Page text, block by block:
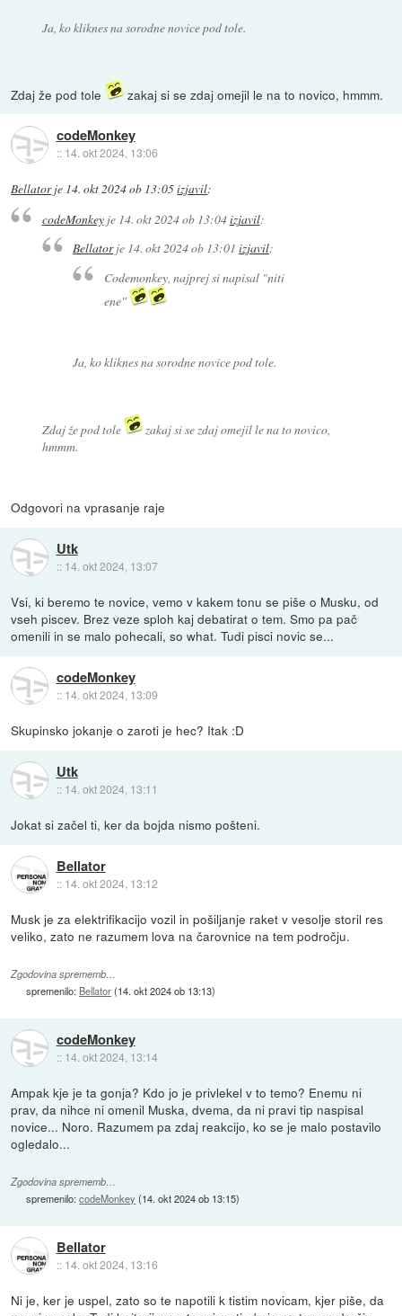
Ja, ko kliknes na sorodne novice pod tole.
Zdaj že pod tole zakaj si se zdaj omejil le na to novico, hmmm.
codeMonkey
:: 14. okt 2024, 13:06
Bellatorje 14. okt 2024 ob 13:05izjavil:
codeMonkeyje 14. okt 2024 ob 13:04izjavil:
Bellatorje 14. okt 2024 ob 13:01 izjavil:
Codemonkey, najprej si napisal "niti
ene"
Ja, ko kliknes na sorodne novice pod tole.
Zdaj že pod tole
zakaj si se zdaj omejil le na to novico,
hmmm.
Odgovori na vprasanje raje
Utk
:: 14. okt 2024, 13:07
Vsi, ki beremo te novice, vemo v kakem tonu se piše o Musku, od
vseh piscev. Brez veze sploh kaj debatirat o tem. Smo pa pač
omenili in se malo pohecali, so what. Tudi pisci novic se...
codeMonkey
:: 14. okt 2024, 13:09
Skupinsko jokanje o zaroti je hec? Itak :D
Utk
:: 14. okt 2024, 13:11
Jokat si začel ti, ker da bojda nismo pošteni.
Bellator
:: 14. okt 2024, 13:12
Musk je za elektrifikacijo vozil in pošiljanje raket v vesolje storil res
veliko, zato ne razumem lova na čarovnice na tem področju.
Zgodovina sprememb…
spremenilo: Bellator(14. okt 2024 ob 13:13)
codeMonkey
:: 14. okt 2024, 13:14
Ampak kje je ta gonja? Kdo jo je privlekel v to temo? Enemu ni
prav, da nihce ni omenil Muska, dvema, da ni pravi tip naspisal
novice... Noro. Razumem pa zdaj reakcijo, ko se je malo postavilo
ogledalo...
Zgodovina sprememb…
spremenilo:codeMonkey (14. okt 2024 ob 13:15)
Bellator
:: 14. okt 2024, 13:16
Ni je, ker je uspel, zato so te napotili k tistim novicam, kjer piše, da